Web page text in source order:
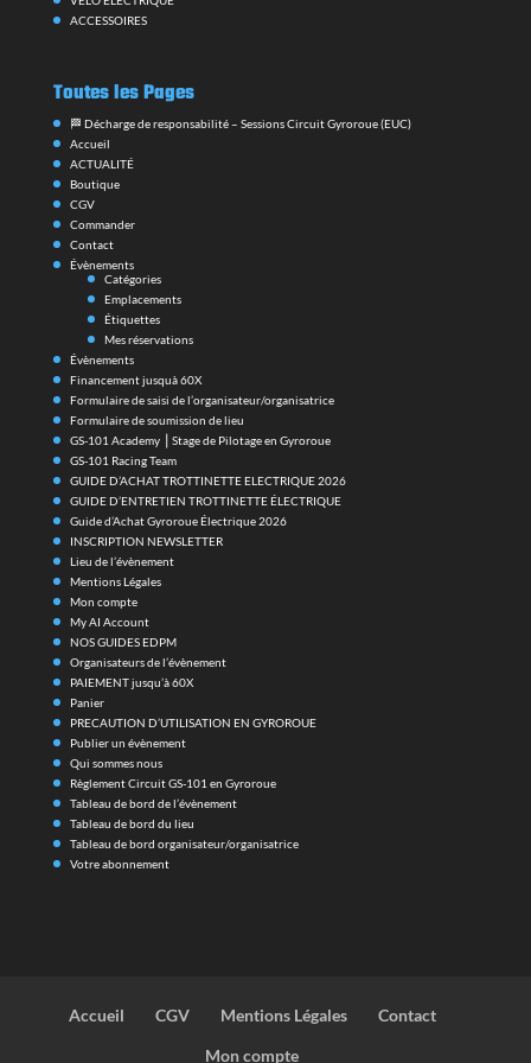
ACCESSOIRES
Toutes les Pages
🏁 Décharge de responsabilité – Sessions Circuit Gyroroue (EUC)
Accueil
ACTUALITÉ
Boutique
CGV
Commander
Contact
Évènements
Catégories
Emplacements
Étiquettes
Mes réservations
Évènements
Financement jusquà 60X
Formulaire de saisi de l’organisateur/organisatrice
Formulaire de soumission de lieu
GS-101 Academy ⎪Stage de Pilotage en Gyroroue
GS-101 Racing Team
GUIDE D’ACHAT TROTTINETTE ELECTRIQUE 2026
GUIDE D’ENTRETIEN TROTTINETTE ÉLECTRIQUE
Guide d’Achat Gyroroue Électrique 2026
INSCRIPTION NEWSLETTER
Lieu de l’évènement
Mentions Légales
Mon compte
My AI Account
NOS GUIDES EDPM
Organisateurs de l’évènement
PAIEMENT jusqu’à 60X
Panier
PRECAUTION D’UTILISATION EN GYROROUE
Publier un évènement
Qui sommes nous
Règlement Circuit GS-101 en Gyroroue
Tableau de bord de l’évènement
Tableau de bord du lieu
Tableau de bord organisateur/organisatrice
Votre abonnement
Accueil CGV Mentions Légales
Contact
Mon compte